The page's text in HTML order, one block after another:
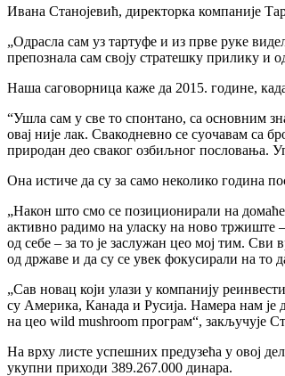
Ивана Станојевић, директорка компаније
„Одрасла сам уз тартуфе и из прве руке
препознала сам своју стратешку прилику и
Наша саговорница каже да 2015. године,
“Ушла сам у све то спонтано, са основним
овај није лак. Свакодневно се суочавам са
природан део сваког озбиљног пословања.
Она истиче да су за само неколико година
„Након што смо се позиционирали на
активно радимо на уласку на ново тржиште
од себе – за то је заслужан цео мој тим.
од државе и да су се увек фокусирали на то
„Сав новац који улази у компанију
су Америка, Канада и Русија. Намера нам
на цео wild mushroom програм“, закључује
На врху листе успешних предузећа у овој
укупни приходи 389.267.000 динара.